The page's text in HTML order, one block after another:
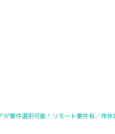
が案件選択可能！リモート案件有／年